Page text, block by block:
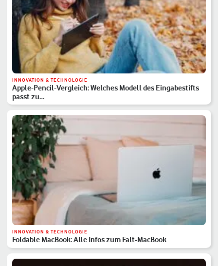
INNOVATION & TECHNOLOGIE
Apple-Pencil-Vergleich: Welches Modell des Eingabestifts
passt zu…
INNOVATION & TECHNOLOGIE
Foldable MacBook: Alle Infos zum Falt-MacBook